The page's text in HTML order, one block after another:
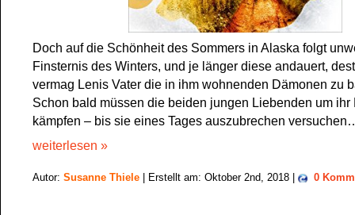
Doch auf die Schönheit des Sommers in Alaska folgt
Finsternis des Winters, und je länger diese andauert,
vermag Lenis Vater die in ihm wohnenden Dämonen zu
Schon bald müssen die beiden jungen Liebenden um ihr
kämpfen – bis sie eines Tages auszubrechen
weiterlesen »
Autor: Susanne Thiele | Erstellt am: Oktober 2nd, 2018 | 0